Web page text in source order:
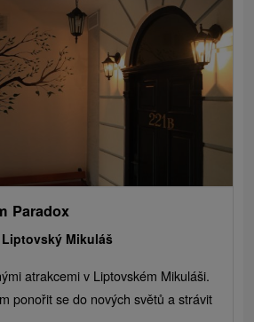
Paradox
Liptovský Mikuláš
atrakcemi v Liptovském Mikuláši.
ponořit se do nových světů a strávit